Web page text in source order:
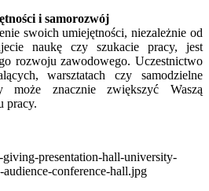
i samorozwój
swoich umiejętności, niezależnie od
naukę czy szukacie pracy, jest
rozwoju zawodowego. Uczestnictwo
warsztatach czy samodzielne
może znacznie zwiększyć Waszą
pracy.